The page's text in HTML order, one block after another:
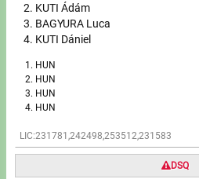
KUTI Ádám
BAGYURA Luca
KUTI Dániel
HUN
HUN
HUN
HUN
LIC:231781,242498,253512,231583
DSQ